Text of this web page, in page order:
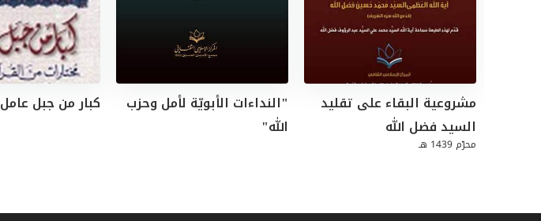
مشروعية البقاء على تقليد
السيد فضل الله
محرّم 1439 هـ
"النداءات الأبويّة لأمل وحزب
الله"
كبار من جبل عامل